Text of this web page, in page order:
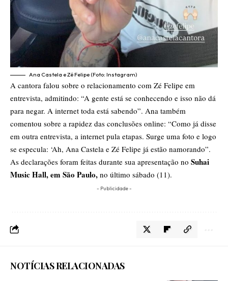
Ana Castela e Zé Felipe (Foto: Instagram)
A cantora falou sobre o relacionamento com Zé Felipe em
entrevista, admitindo: “A gente está se conhecendo e isso não dá
para negar. A internet toda está sabendo”. Ana também
comentou sobre a rapidez das conclusões online: “Como já disse
em outra entrevista, a internet pula etapas. Surge uma foto e logo
se especula: ‘Ah, Ana Castela e Zé Felipe já estão namorando”.
As declarações foram feitas durante sua apresentação no Suhai
Music Hall, em São Paulo, no último sábado (11).
- Publicidade -
NOTÍCIAS RELACIONADAS